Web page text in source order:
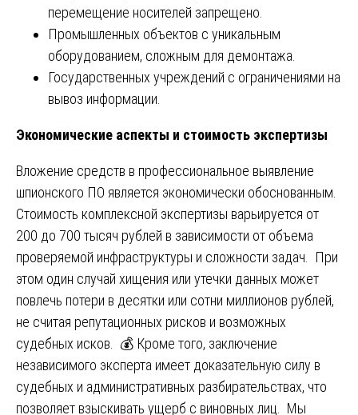
перемещение носителей запрещено.
Промышленных объектов с уникальным
оборудованием, сложным для демонтажа.
Государственных учреждений с ограничениями на
вывоз информации.
Экономические аспекты и стоимость экспертизы
Вложение средств в профессиональное выявление
шпионского ПО является экономически обоснованным.
Стоимость комплексной экспертизы варьируется от
200 до 700 тысяч рублей в зависимости от объема
проверяемой инфраструктуры и сложности задач. При
этом один случай хищения или утечки данных может
повлечь потери в десятки или сотни миллионов рублей,
не считая репутационных рисков и возможных
судебных исков. 💰 Кроме того, заключение
независимого эксперта имеет доказательную силу в
судебных и административных разбирательствах, что
позволяет взыскивать ущерб с виновных лиц. Мы